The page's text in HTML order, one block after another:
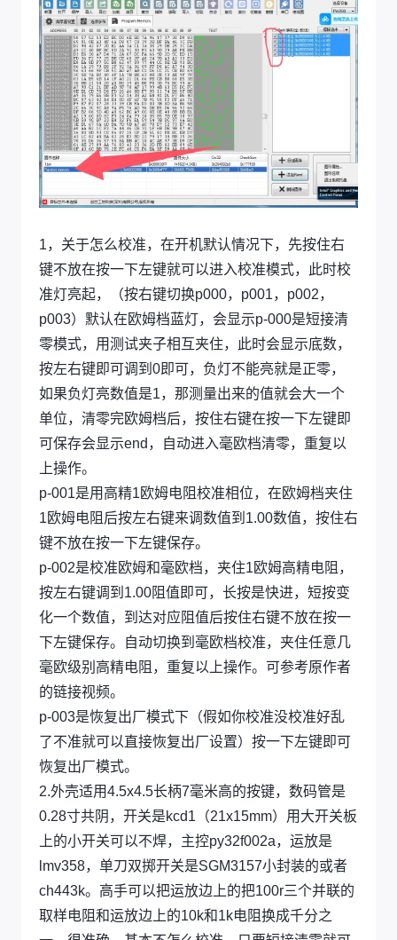
1，关于怎么校准，在开机默认情况下，先按住右
键不放在按一下左键就可以进入校准模式，此时校
准灯亮起，（按右键切换p000，p001，p002，
p003）默认在欧姆档蓝灯，会显示p-000是短接清
零模式，用测试夹子相互夹住，此时会显示底数，
按左右键即可调到0即可，负灯不能亮就是正零，
如果负灯亮数值是1，那测量出来的值就会大一个
单位，清零完欧姆档后，按住右键在按一下左键即
可保存会显示end，自动进入毫欧档清零，重复以
上操作。
p-001是用高精1欧姆电阻校准相位，在欧姆档夹住
1欧姆电阻后按左右键来调数值到1.00数值，按住右
键不放在按一下左键保存。
p-002是校准欧姆和毫欧档，夹住1欧姆高精电阻，
按左右键调到1.00阻值即可，长按是快进，短按变
化一个数值，到达对应阻值后按住右键不放在按一
下左键保存。自动切换到毫欧档校准，夹住任意几
毫欧级别高精电阻，重复以上操作。可参考原作者
的链接视频。
p-003是恢复出厂模式下（假如你校准没校准好乱
了不准就可以直接恢复出厂设置）按一下左键即可
恢复出厂模式。
2.外壳适用4.5x4.5长柄7毫米高的按键，数码管是
0.28寸共阴，开关是kcd1（21x15mm）用大开关板
上的小开关可以不焊，主控py32f002a，运放是
lmv358，单刀双掷开关是SGM3157小封装的或者
ch443k。高手可以把运放边上的把100r三个并联的
取样电阻和运放边上的10k和1k电阻换成千分之